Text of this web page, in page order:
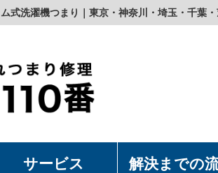
式洗濯機つまり｜東京・神奈川・埼玉・千葉
サービス 解決までの